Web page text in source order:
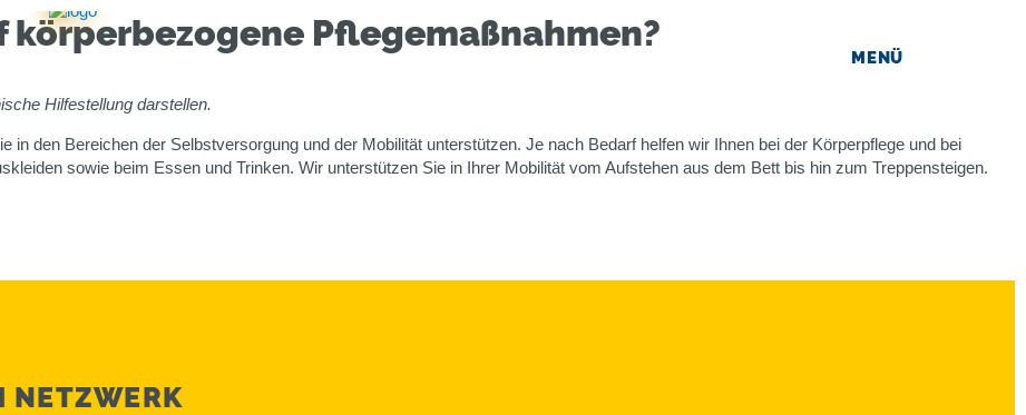
MENÜ
Pflege­maß­nahmen?
Hilfestellung darstellen.
in den Bereichen der Selbstversorgung und der Mobilität unterstützen. Je nach Bedarf helfen wir Ihnen bei der Körperpflege und bei
sowie beim Essen und Trinken. Wir unterstützen Sie in Ihrer Mobilität vom Aufstehen aus dem Bett bis hin zum Treppensteigen.
NETZWERK